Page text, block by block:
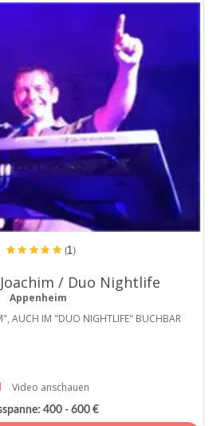
(1)
/ Duo Nightlife
Appenheim
AUCH IM "DUO NIGHTLIFE" BUCHBAR
Video anschauen
400 - 600 €